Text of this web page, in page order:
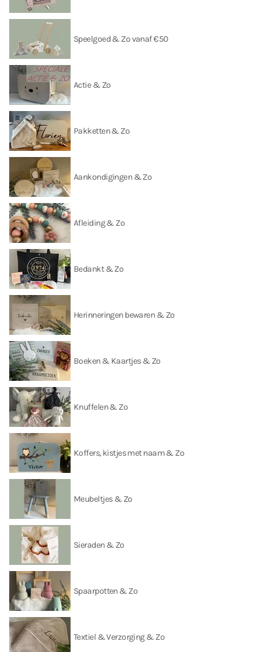
Speelgoed & Zo vanaf €50
Actie & Zo
Pakketten & Zo
Aankondigingen & Zo
Afleiding & Zo
Bedankt & Zo
Herinneringen bewaren & Zo
Boeken & Kaartjes & Zo
Knuffelen & Zo
Koffers, kistjes met naam & Zo
Meubeltjes & Zo
Sieraden & Zo
Spaarpotten & Zo
Textiel & Verzorging & Zo